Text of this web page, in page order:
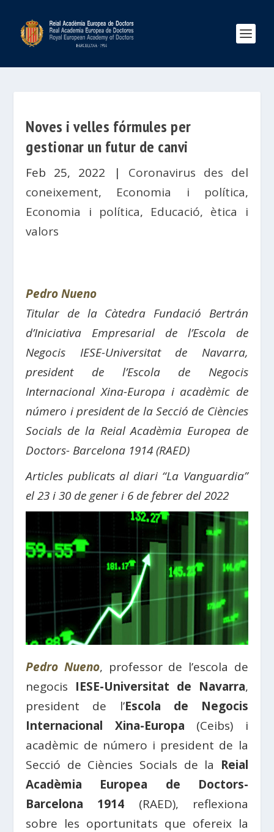
Noves i velles fórmules per
gestionar un futur de canvi
Feb 25, 2022 | Coronavirus des del
coneixement, Economia i política,
Economia i política, Educació, ètica i
valors
Pedro Nueno
Titular de la Càtedra Fundació Bertrán
d’Iniciativa Empresarial de l’Escola de
Negocis IESE-Universitat de Navarra,
president de l’Escola de Negocis
Internacional Xina-Europa i acadèmic de
número i president de la Secció de Ciències
Socials de la Reial Acadèmia Europea de
Doctors- Barcelona 1914 (RAED)
Articles publicats al diari “La Vanguardia”
el 23 i 30 de gener i 6 de febrer del 2022
Pedro Nueno, professor de l’escola de
negocis IESE-Universitat de Navarra,
president de l’Escola de Negocis
Internacional Xina-Europa (Ceibs) i
acadèmic de número i president de la
Secció de Ciències Socials de la Reial
Acadèmia Europea de Doctors-
Barcelona 1914 (RAED), reflexiona
sobre les oportunitats que ofereix la